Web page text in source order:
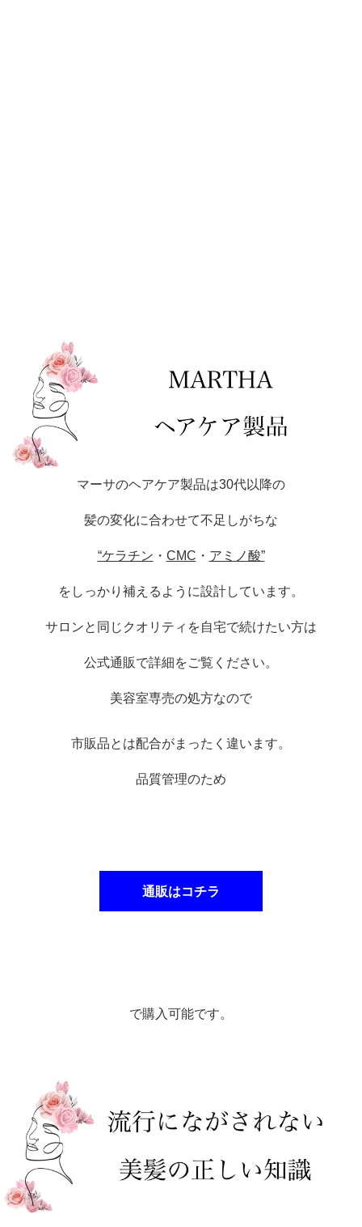
マーサのヘアケア製品は30代以降の
髪の変化に合わせて不足しがちな
“ケラチン ・ CMC ・ アミノ酸”
をしっかり補えるように設計しています。
サロンと同じクオリティを自宅で続けたい方は
公式通販で詳細をご覧ください。
美容室専売の処方なので
市販品とは配合がまったく違います。
品質管理のため
通販はコチラ
で購入可能です。